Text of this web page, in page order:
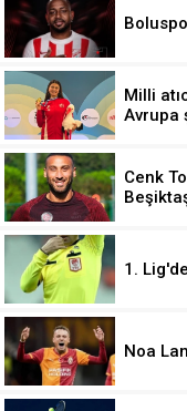
Milli
Avrupa
Cenk
1.
Noa